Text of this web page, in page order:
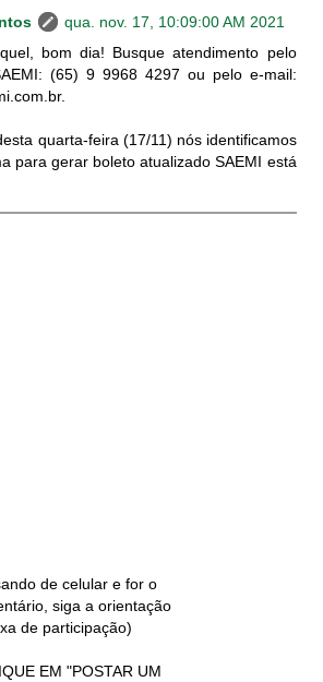
qua. nov. 17, 10:09:00 AM 2021
bom dia! Busque atendimento pelo
(65) 9 9968 4297 ou pelo e-mail:
quarta-feira (17/11) nós identificamos
para gerar boleto atualizado SAEMI está
de celular e for o
siga a orientação
de participação)
EM "POSTAR UM